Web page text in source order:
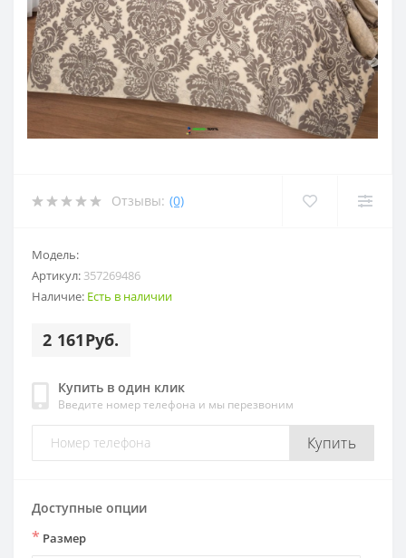
Отзывы: (0)
Модель:
Артикул: 357269486
Наличие: Есть в наличии
2 161Руб.
Купить в один клик
Введите номер телефона и мы перезвоним
Купить
Доступные опции
* Размер